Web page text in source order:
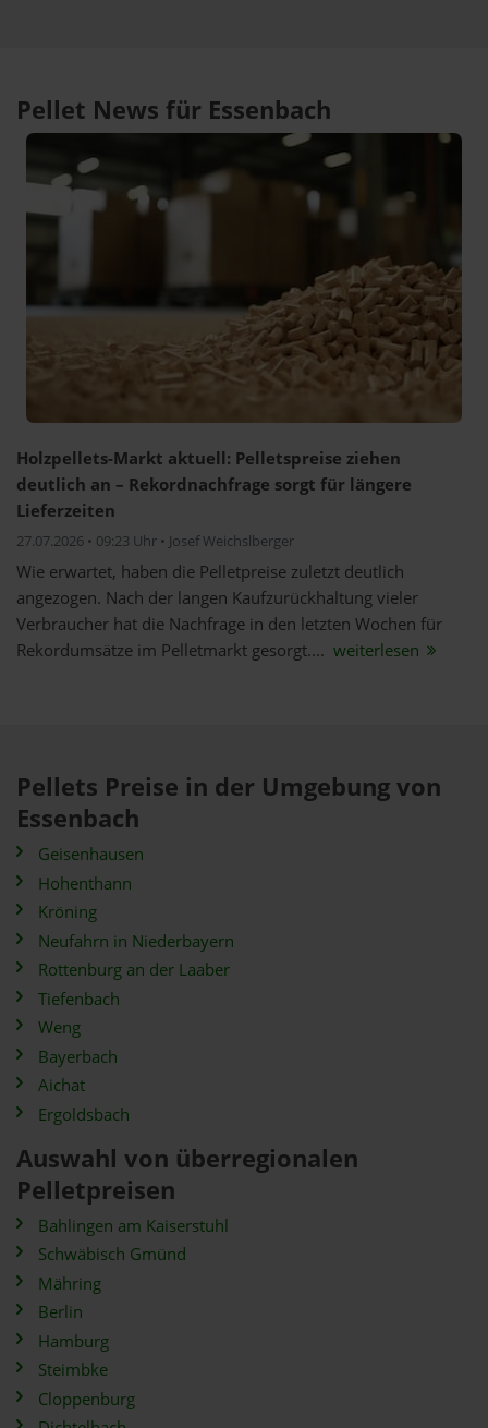
Pellet News für Essenbach
Holzpellets-Markt aktuell: Pelletspreise ziehen
deutlich an – Rekordnachfrage sorgt für längere
Lieferzeiten
27.07.2026 • 09:23 Uhr • Josef Weichslberger
Wie erwartet, haben die Pelletpreise zuletzt deutlich
angezogen. Nach der langen Kaufzurückhaltung vieler
Verbraucher hat die Nachfrage in den letzten Wochen für
Rekordumsätze im Pelletmarkt gesorgt.... weiterlesen
Pellets Preise in der Umgebung von
Essenbach
Geisenhausen
Hohenthann
Kröning
Neufahrn in Niederbayern
Rottenburg an der Laaber
Tiefenbach
Weng
Bayerbach
Aichat
Ergoldsbach
Auswahl von überregionalen
Pelletpreisen
Bahlingen am Kaiserstuhl
Schwäbisch Gmünd
Mähring
Berlin
Hamburg
Steimbke
Cloppenburg